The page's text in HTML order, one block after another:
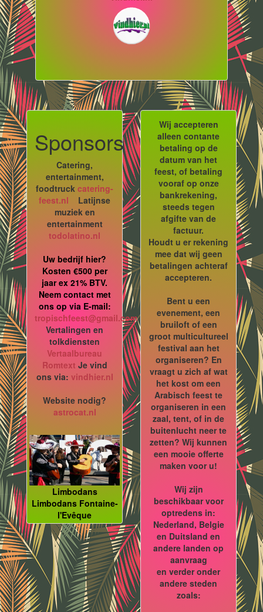
Sponsors
Catering,
entertainment,
foodtruck catering-
feest.nl Latijnse
muziek en
entertainment
todolatino.nl
Uw bedrijf hier?
Kosten €500 per
jaar ex 21% BTV.
Neem contact met
ons op via E-mail:
tropischfeest@gmail.com
Vertalingen en
tolkdiensten
Vertaalbureau
Romtext Je vind
ons via: vindhier.nl
Website nodig?
astrocat.nl
Limbodans
Limbodans Fontaine-
l'Evêque
Wij accepteren
alleen contante
betaling op de
datum van het
feest, of betaling
vooraf op onze
bankrekening,
steeds tegen
afgifte van de
factuur.
Houdt u er rekening
mee dat wij geen
betalingen achteraf
accepteren.
Bent u een
evenement, een
bruiloft of een
groot multicultureel
festival aan het
organiseren? En
vraagt u zich af wat
het kost om een
Arabisch feest te
organiseren in een
zaal, tent, of in de
buitenlucht neer te
zetten? Wij kunnen
een mooie offerte
maken voor u!
Wij zijn
beschikbaar voor
optredens in:
Nederland, Belgie
en Duitsland en
andere landen op
aanvraag
en verder onder
andere steden
zoals: